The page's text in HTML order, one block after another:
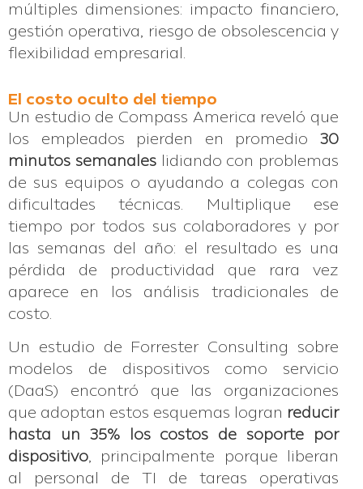
múltiples dimensiones: impacto financiero,
gestión operativa, riesgo de obsolescencia y
flexibilidad empresarial.
El costo oculto del tiempo
Un estudio de Compass America reveló que
los empleados pierden en promedio 30
minutos semanaleslidiando con problemas
de sus equipos o ayudando a colegas con
dificultades técnicas. Multiplique ese
tiempo por todos sus colaboradores y por
las semanas del año: el resultado es una
pérdida de productividad que rara vez
aparece en los análisis tradicionales de
costo.
Un estudio de Forrester Consulting sobre
modelos de dispositivos como servicio
(DaaS) encontró que las organizaciones
que adoptan estos esquemas logran reducir
hasta un 35% los costos de soporte por
dispositivo, principalmente porque liberan
al personal de TI de tareas operativas